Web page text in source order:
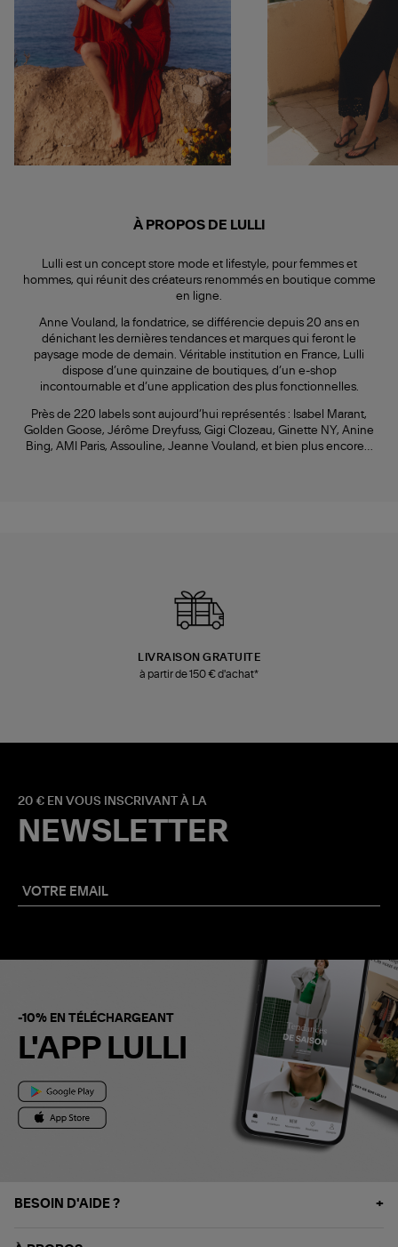
À PROPOS DE LULLI
Lulli est un concept store mode et lifestyle, pour femmes et
hommes, qui réunit des créateurs renommés en boutique comme
en ligne.
Anne Vouland, la fondatrice, se différencie depuis 20 ans en
dénichant les dernières tendances et marques qui feront le
paysage mode de demain. Véritable institution en France, Lulli
dispose d’une quinzaine de boutiques, d’un e-shop
incontournable et d’une application des plus fonctionnelles.
Près de 220 labels sont aujourd’hui représentés : Isabel Marant,
Golden Goose, Jérôme Dreyfuss, Gigi Clozeau, Ginette NY, Anine
Bing, AMI Paris, Assouline, Jeanne Vouland, et bien plus encore…
LIVRAISON GRATUITE
à partir de 150 € d'achat*
20 € EN VOUS INSCRIVANT À LA
NEWSLETTER
-10% EN TÉLÉCHARGEANT
L'APP LULLI
BESOIN D'AIDE ?